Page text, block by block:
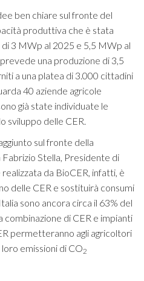
ben chiare sul fronte del
produttiva che è stata
3 MWp al 2025 e 5,5 MWp al
una produzione di 3,5
a una platea di 3.000 cittadini
40 aziende agricole
già state individuate le
sviluppo delle CER.
sul fronte della
Stella, Presidente di
da BioCER, infatti, è
delle CER e sostituirà consumi
sono ancora circa il 63% del
combinazione di CER e impianti
permetteranno agli agricoltori
emissioni di CO2